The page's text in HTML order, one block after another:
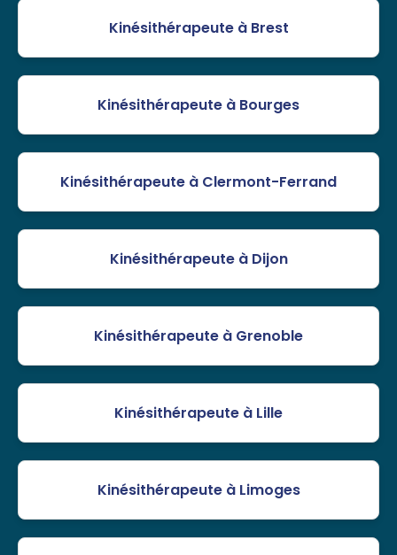
Kinésithérapeute à Brest
Kinésithérapeute à Bourges
Kinésithérapeute à Clermont-Ferrand
Kinésithérapeute à Dijon
Kinésithérapeute à Grenoble
Kinésithérapeute à Lille
Kinésithérapeute à Limoges